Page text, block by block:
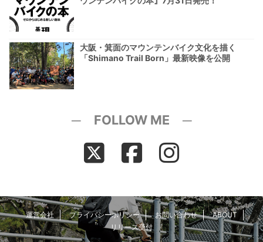
大阪・箕面のマウンテンバイク文化を描く
「Shimano Trail Born」最新映像を公開
─ FOLLOW ME ─
運営会社 プライバシーポリシー お問い合わせ
ABOUT
リリース受付